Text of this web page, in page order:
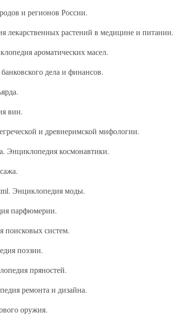
и регионов России.
лекарственных растений в медицине и питании.
ароматических масел.
дела и финансов.
вин.
и древнеримской мифологии.
Энциклопедия космонавтики.
Энциклопедия моды.
парфюмерии.
поисковых систем.
поэзии.
пряностей.
ремонта и дизайна.
оружия.